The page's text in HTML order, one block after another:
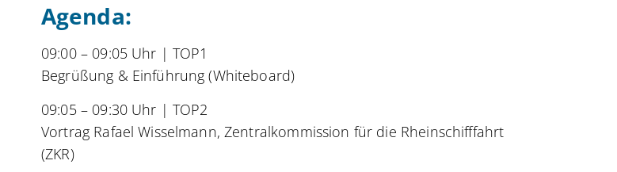
Agenda:
09:00 – 09:05 Uhr | TOP1
Begrüßung & Einführung (Whiteboard)
09:05 – 09:30 Uhr | TOP2
Vortrag Rafael Wisselmann, Zentralkommission für die Rheinschifffahrt
(ZKR)